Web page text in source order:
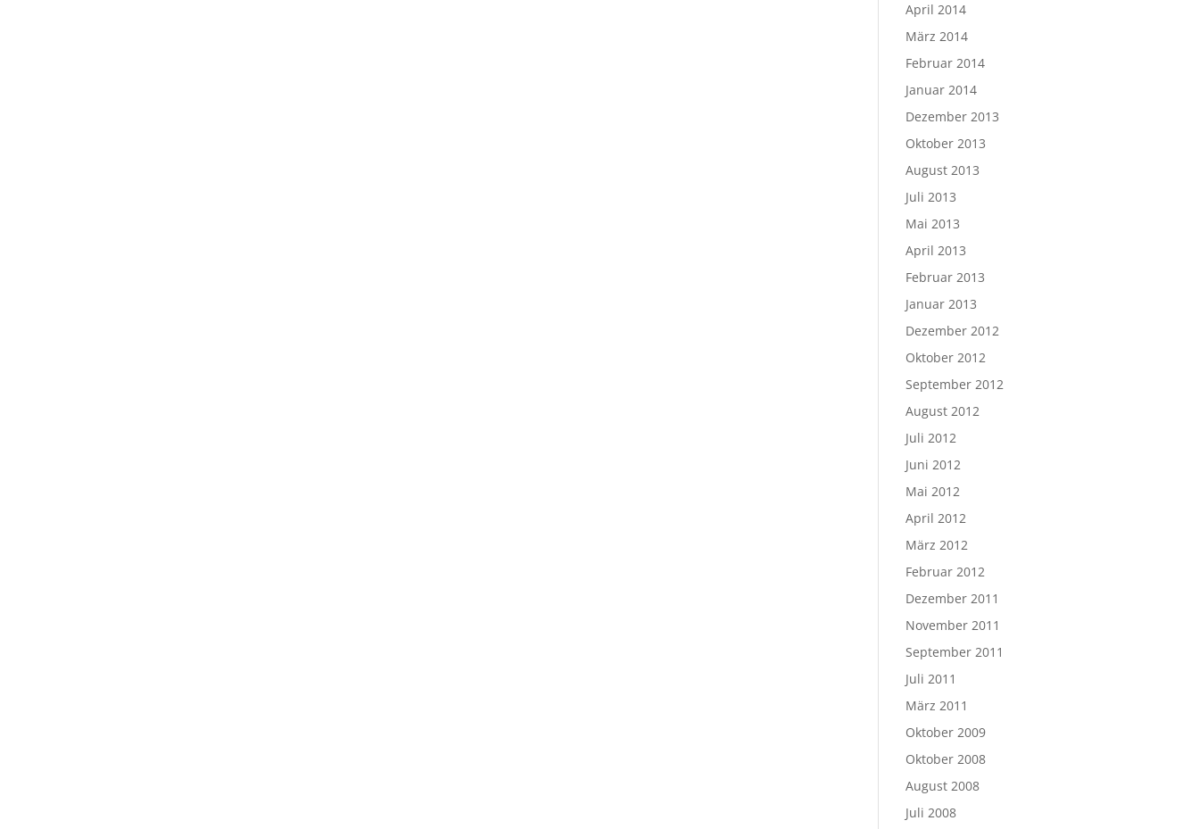
April 2014
März 2014
Februar 2014
Januar 2014
Dezember 2013
Oktober 2013
August 2013
Juli 2013
Mai 2013
April 2013
Februar 2013
Januar 2013
Dezember 2012
Oktober 2012
September 2012
August 2012
Juli 2012
Juni 2012
Mai 2012
April 2012
März 2012
Februar 2012
Dezember 2011
November 2011
September 2011
Juli 2011
März 2011
Oktober 2009
Oktober 2008
August 2008
Juli 2008